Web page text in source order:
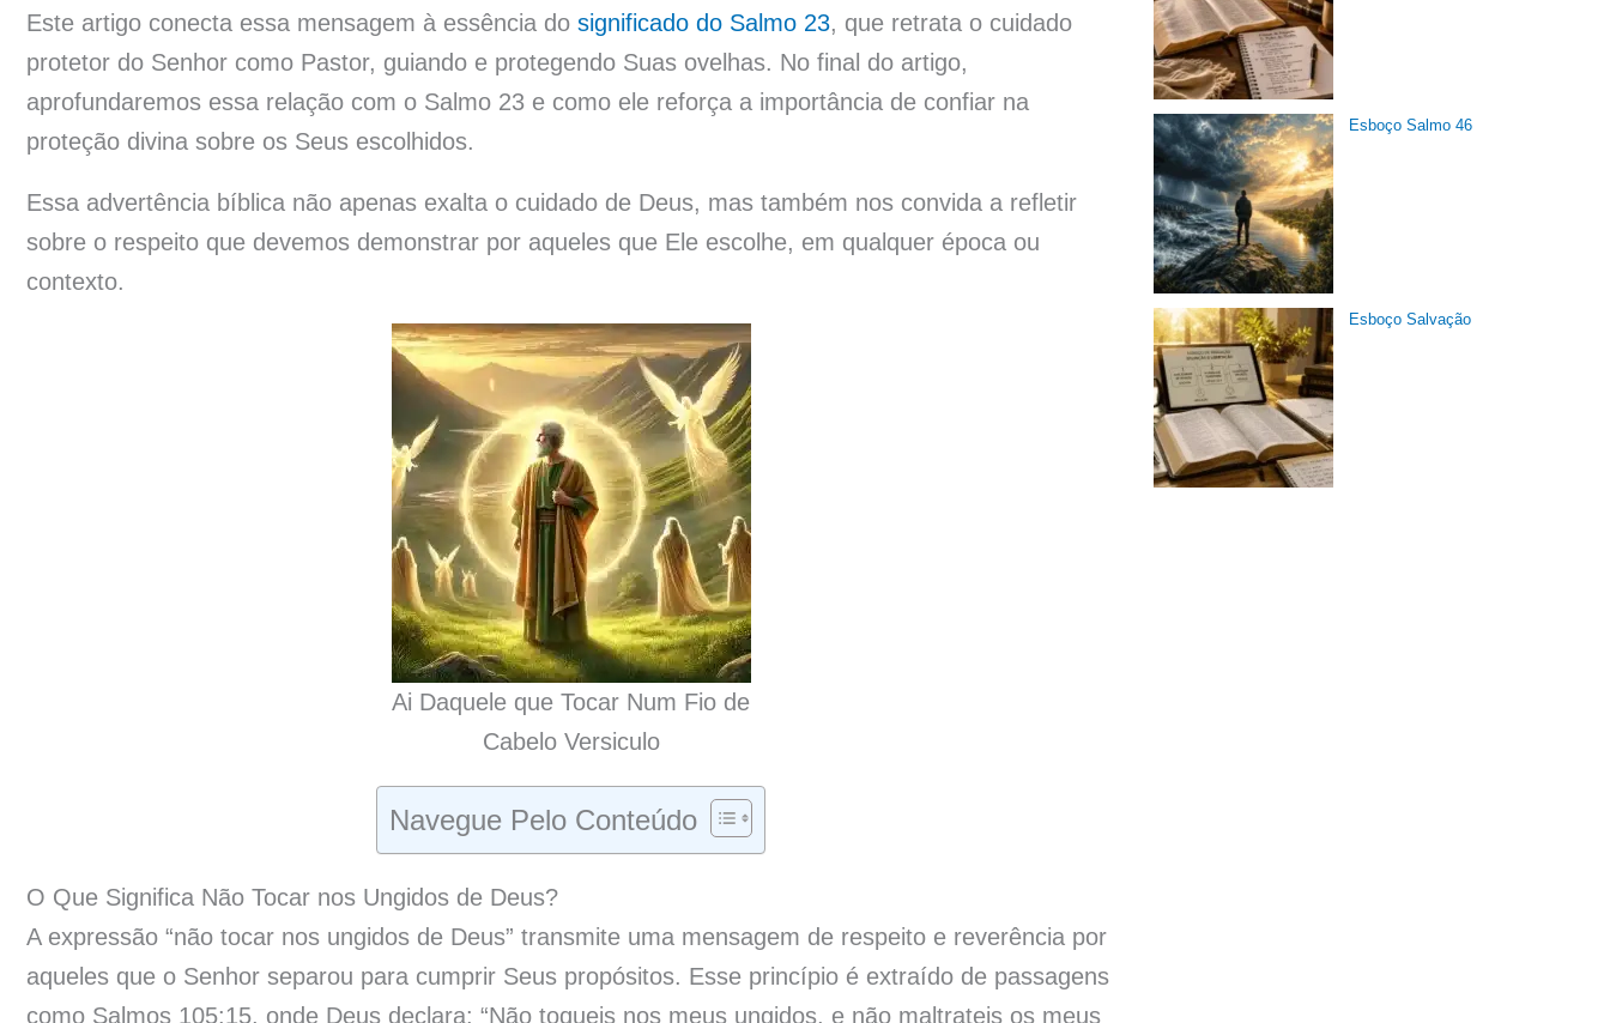
Este artigo conecta essa mensagem à essência do significado do Salmo 23, que retrata o cuidado
protetor do Senhor como Pastor, guiando e protegendo Suas ovelhas. No final do artigo,
aprofundaremos essa relação com o Salmo 23 e como ele reforça a importância de confiar na
proteção divina sobre os Seus escolhidos.
Essa advertência bíblica não apenas exalta o cuidado de Deus, mas também nos convida a refletir
sobre o respeito que devemos demonstrar por aqueles que Ele escolhe, em qualquer época ou
contexto.
Ai Daquele que Tocar Num Fio de
Cabelo Versiculo
Navegue Pelo Conteúdo
O Que Significa Não Tocar nos Ungidos de Deus?
A expressão “não tocar nos ungidos de Deus” transmite uma mensagem de respeito e reverência por
aqueles que o Senhor separou para cumprir Seus propósitos. Esse princípio é extraído de passagens
como Salmos 105:15, onde Deus declara: “Não toqueis nos meus ungidos, e não maltrateis os meus
Esboço Salmo 46
Esboço Salvação